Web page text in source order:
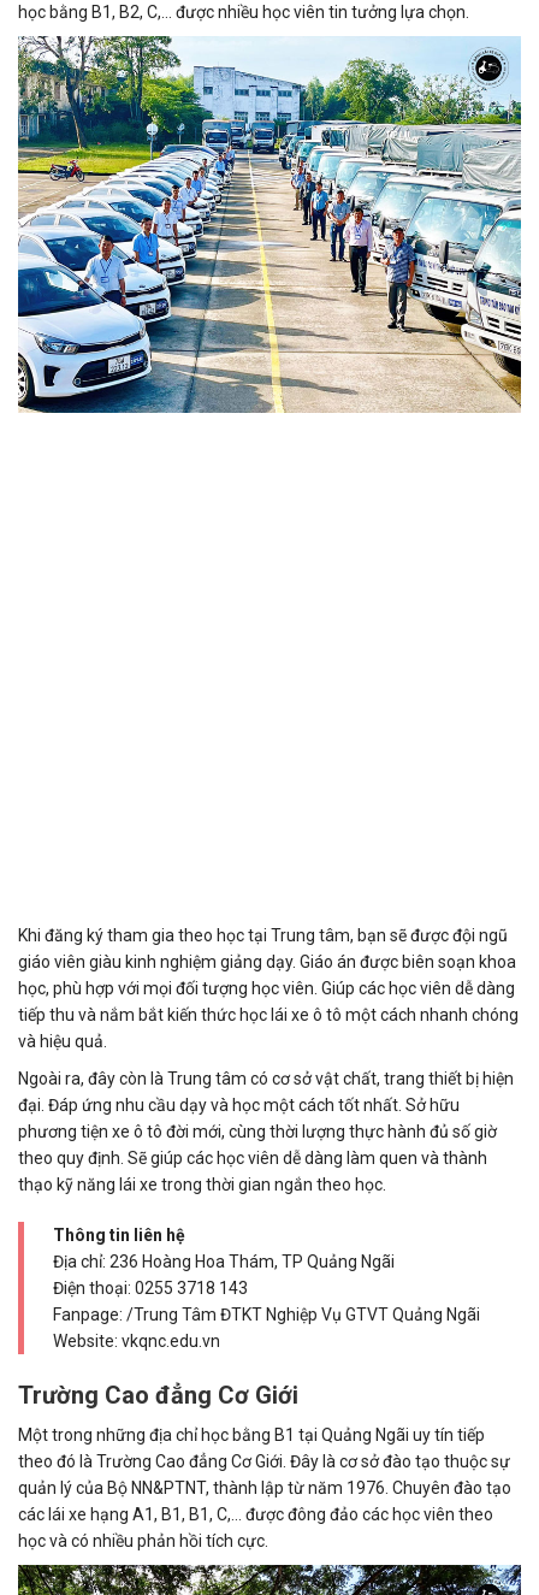
học bằng B1, B2, C,… được nhiều học viên tin tưởng lựa chọn.
Khi đăng ký tham gia theo học tại Trung tâm, bạn sẽ được đội ngũ
giáo viên giàu kinh nghiệm giảng dạy. Giáo án được biên soạn khoa
học, phù hợp với mọi đối tượng học viên. Giúp các học viên dễ dàng
tiếp thu và nắm bắt kiến thức học lái xe ô tô một cách nhanh chóng
và hiệu quả.
Ngoài ra, đây còn là Trung tâm có cơ sở vật chất, trang thiết bị hiện
đại. Đáp ứng nhu cầu dạy và học một cách tốt nhất. Sở hữu
phương tiện xe ô tô đời mới, cùng thời lượng thực hành đủ số giờ
theo quy định. Sẽ giúp các học viên dễ dàng làm quen và thành
thạo kỹ năng lái xe trong thời gian ngắn theo học.
Thông tin liên hệ
Địa chỉ: 236 Hoàng Hoa Thám, TP Quảng Ngãi
Điện thoại: 0255 3718 143
Fanpage: /Trung Tâm ĐTKT Nghiệp Vụ GTVT Quảng Ngãi
Website: vkqnc.edu.vn
Trường Cao đẳng Cơ Giới
Một trong những địa chỉ học bằng B1 tại Quảng Ngãi uy tín tiếp
theo đó là Trường Cao đẳng Cơ Giới. Đây là cơ sở đào tạo thuộc sự
quản lý của Bộ NN&PTNT, thành lập từ năm 1976. Chuyên đào tạo
các lái xe hạng A1, B1, B1, C,… được đông đảo các học viên theo
học và có nhiều phản hồi tích cực.